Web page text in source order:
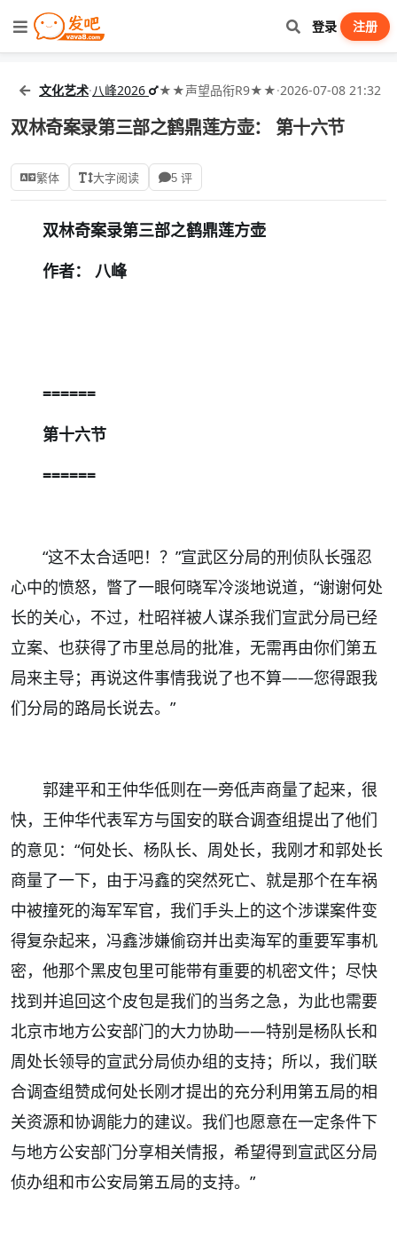
登录 注册
文化艺术·八峰2026 ★★声望品衔R9★★·2026-07-08 21:32
双林奇案录第三部之鹤鼎莲方壶： 第十六节
繁体 大字阅读 5 评
双林奇案录第三部之鹤鼎莲方壶
作者： 八峰
======
第十六节
======
“这不太合适吧！？”宣武区分局的刑侦队长强忍
心中的愤怒，瞥了一眼何晓军冷淡地说道，“谢谢何处
长的关心，不过，杜昭祥被人谋杀我们宣武分局已经
立案、也获得了市里总局的批准，无需再由你们第五
局来主导；再说这件事情我说了也不算——您得跟我
们分局的路局长说去。”
郭建平和王仲华低则在一旁低声商量了起来，很
快，王仲华代表军方与国安的联合调查组提出了他们
的意见： “何处长、杨队长、周处长，我刚才和郭处长
商量了一下，由于冯鑫的突然死亡、就是那个在车祸
中被撞死的海军军官，我们手头上的这个涉谍案件变
得复杂起来，冯鑫涉嫌偷窃并出卖海军的重要军事机
密，他那个黑皮包里可能带有重要的机密文件；尽快
找到并追回这个皮包是我们的当务之急，为此也需要
北京市地方公安部门的大力协助——特别是杨队长和
周处长领导的宣武分局侦办组的支持；所以，我们联
合调查组赞成何处长刚才提出的充分利用第五局的相
关资源和协调能力的建议。我们也愿意在一定条件下
与地方公安部门分享相关情报，希望得到宣武区分局
侦办组和市公安局第五局的支持。”